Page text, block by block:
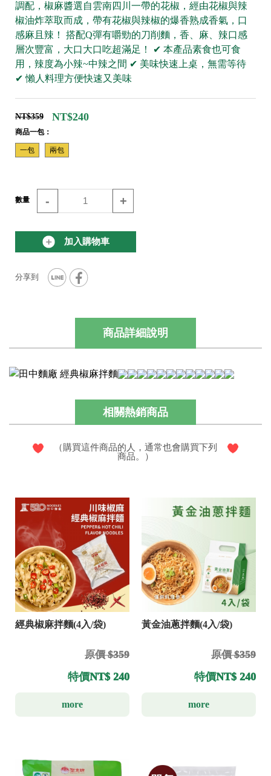
調配，椒麻醬選自雲南四川一帶的花椒，經由花椒與辣
椒油炸萃取而成，帶有花椒與辣椒的爆香熟成香氣，口
感麻且辣！ 搭配Q彈有嚼勁的刀削麵，香、麻、辣口感
層次豐富，大口大口吃超滿足！ ✔ 本產品素食也可食
用，辣度為小辣~中辣之間 ✔ 美味快速上桌，無需等待
✔ 懶人料理方便快速又美味
NT$359 NT$240
商品一包：
一包 兩包
數量 - +
加入購物車
商品詳細說明
相關熱銷商品
（購買這件商品的人，通常也會購買下列
商品。）
經典椒麻拌麵(4入/袋)
原價 $359
特價NT$ 240
more
黃金油蔥拌麵(4入/袋)
原價 $359
特價NT$ 240
more